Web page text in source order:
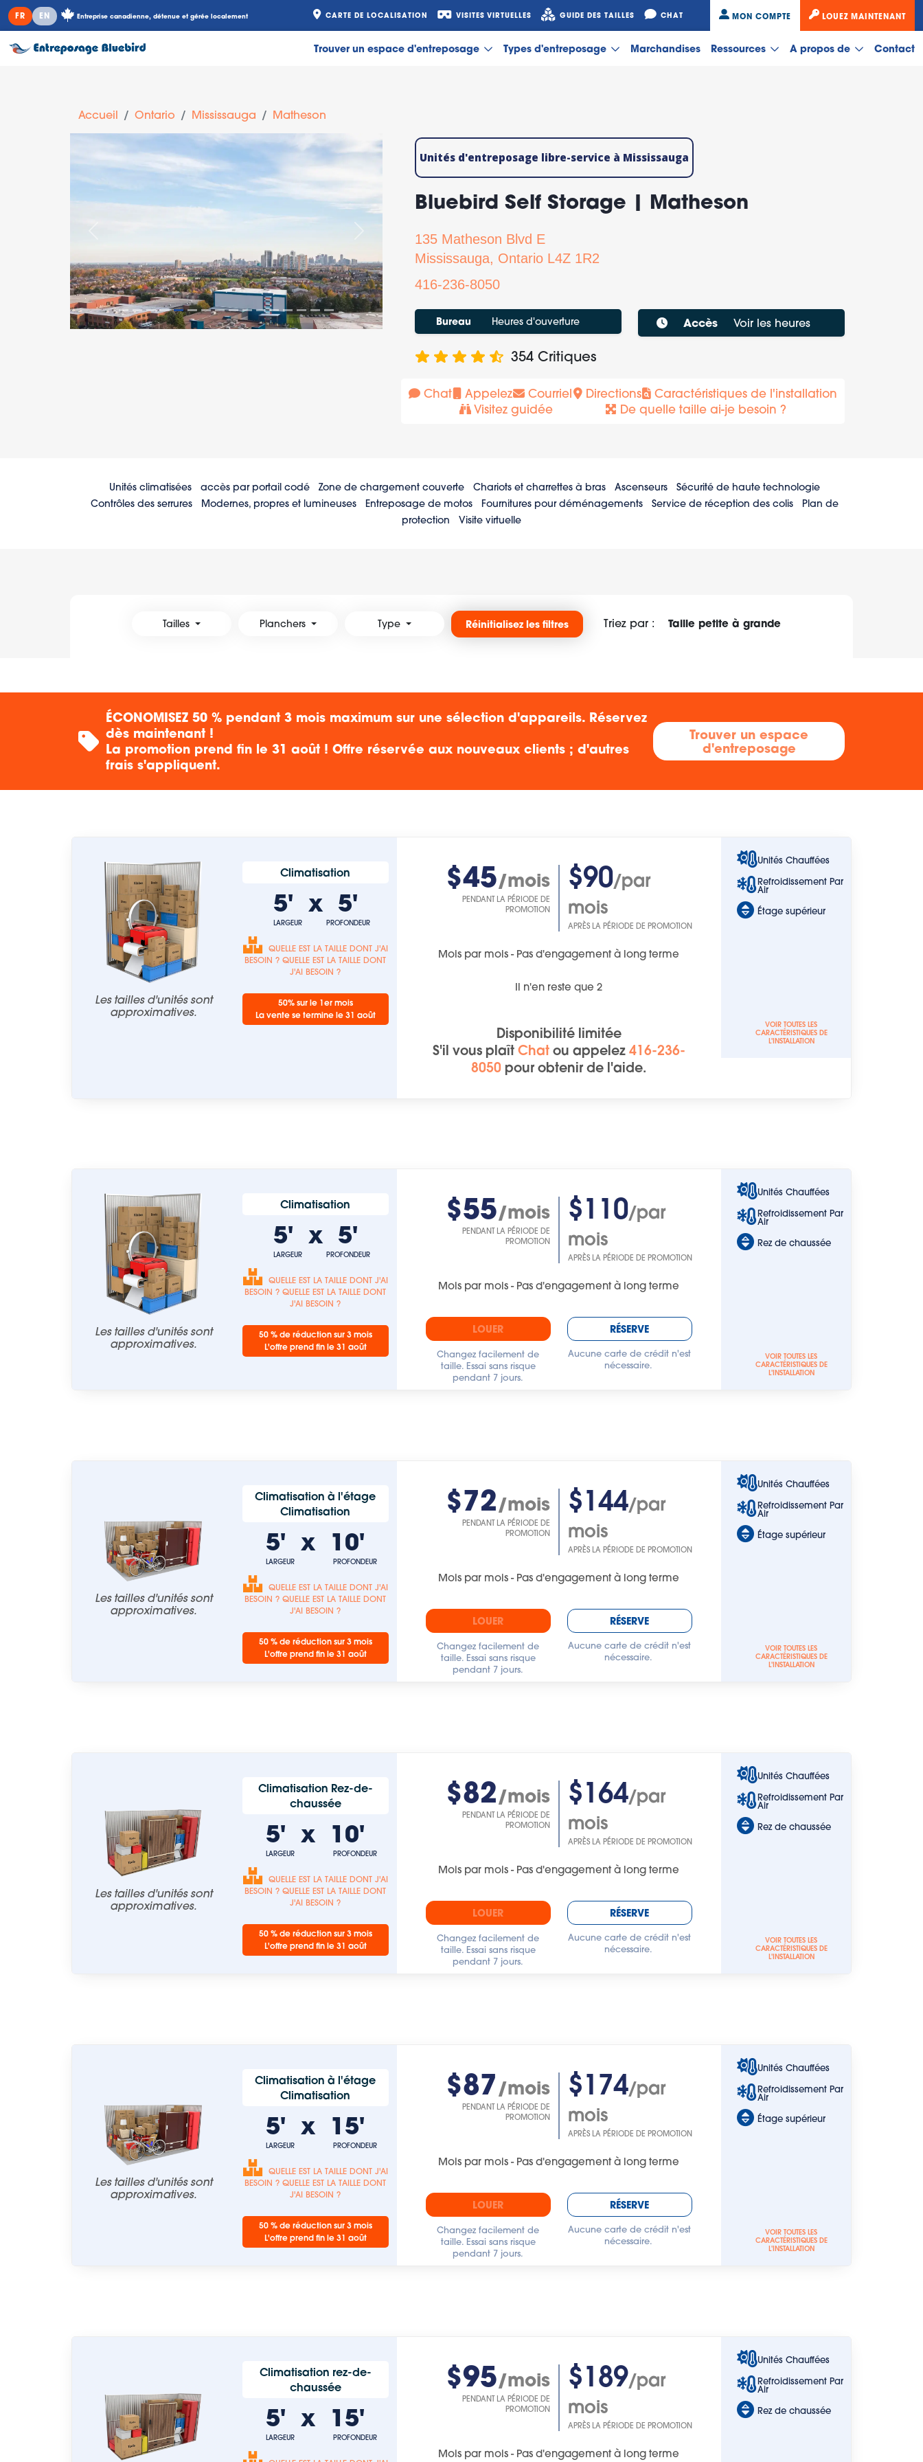
FR EN Entreprise canadienne, détenue et gérée localement CARTE DE LOCALISATION VISITES VIRTUELLES GUIDE DES TAILLES CHAT MON COMPTE LOUEZ MAINTENANT
Trouver un espace d'entreposage Types d'entreposage Marchandises Ressources A propos de Contact
Accueil Ontario Mississauga Matheson
Unités d'entreposage libre-service à Mississauga
Bluebird Self Storage | Matheson
135 Matheson Blvd E
Mississauga, Ontario L4Z 1R2
416-236-8050
Bureau Heures d'ouverture Accès Voir les heures
354Critiques
Chat Appelez Courriel Directions
Caractéristiques de l'installation
Visitez guidée
De quelle taille ai-je besoin ?
Unités climatisées accès par portail codé Zone de chargement couverte Chariots et charrettes à bras Ascenseurs
Sécurité de haute technologie
Contrôles des serrures
Modernes, propres et lumineuses Entreposage de motos Fournitures pour déménagements Service de réception des colis
Plan de
protection
Visite virtuelle
Tailles Planchers Type Réinitialisez les filtres Triez par : Taille petite à grande
ÉCONOMISEZ 50 % pendant 3 mois maximum sur une sélection d'appareils. Réservez
dès maintenant !
La promotion prend fin le 31 août ! Offre réservée aux nouveaux clients ; d'autres
frais s'appliquent.
Trouver un espace
d'entreposage
Les tailles d'unités sont
approximatives.
Climatisation
5'
LARGEUR
x 5'
PROFONDEUR
QUELLE EST LA TAILLE DONT J'AI
BESOIN ? QUELLE EST LA TAILLE DONT
J'AI BESOIN ?
50% sur le 1er mois
La vente se termine le 31 août
$45/mois
PENDANT LA PÉRIODE DE
PROMOTION
$90/par
mois
APRÈS LA PÉRIODE DE PROMOTION
Mois par mois - Pas d'engagement à long terme
Il n'en reste que2
Disponibilité limitée
S'il vous plaît Chatou appelez 416-236-
8050 pour obtenir de l'aide.
Unités Chauffées
Refroidissement Par
Air
Étage supérieur
VOIR TOUTES LES
CARACTÉRISTIQUES DE
L'INSTALLATION
Les tailles d'unités sont
approximatives.
Climatisation
5'
LARGEUR
x 5'
PROFONDEUR
QUELLE EST LA TAILLE DONT J'AI
BESOIN ? QUELLE EST LA TAILLE DONT
J'AI BESOIN ?
50 % de réduction sur 3 mois
L'offre prend fin le 31 août
$55/mois
PENDANT LA PÉRIODE DE
PROMOTION
$110/par
mois
APRÈS LA PÉRIODE DE PROMOTION
Mois par mois - Pas d'engagement à long terme
LOUER
Changez facilement de
taille. Essai sans risque
pendant 7 jours.
RÉSERVE
Aucune carte de crédit n'est
nécessaire.
Unités Chauffées
Refroidissement Par
Air
Rez de chaussée
VOIR TOUTES LES
CARACTÉRISTIQUES DE
L'INSTALLATION
Les tailles d'unités sont
approximatives.
Climatisation à l'étage
Climatisation
5'
LARGEUR
x 10'
PROFONDEUR
QUELLE EST LA TAILLE DONT J'AI
BESOIN ? QUELLE EST LA TAILLE DONT
J'AI BESOIN ?
50 % de réduction sur 3 mois
L'offre prend fin le 31 août
$72/mois
PENDANT LA PÉRIODE DE
PROMOTION
$144/par
mois
APRÈS LA PÉRIODE DE PROMOTION
Mois par mois - Pas d'engagement à long terme
LOUER
Changez facilement de
taille. Essai sans risque
pendant 7 jours.
RÉSERVE
Aucune carte de crédit n'est
nécessaire.
Unités Chauffées
Refroidissement Par
Air
Étage supérieur
VOIR TOUTES LES
CARACTÉRISTIQUES DE
L'INSTALLATION
Les tailles d'unités sont
approximatives.
Climatisation Rez-de-
chaussée
5'
LARGEUR
x 10'
PROFONDEUR
QUELLE EST LA TAILLE DONT J'AI
BESOIN ? QUELLE EST LA TAILLE DONT
J'AI BESOIN ?
50 % de réduction sur 3 mois
L'offre prend fin le 31 août
$82/mois
PENDANT LA PÉRIODE DE
PROMOTION
$164/par
mois
APRÈS LA PÉRIODE DE PROMOTION
Mois par mois - Pas d'engagement à long terme
LOUER
Changez facilement de
taille. Essai sans risque
pendant 7 jours.
RÉSERVE
Aucune carte de crédit n'est
nécessaire.
Unités Chauffées
Refroidissement Par
Air
Rez de chaussée
VOIR TOUTES LES
CARACTÉRISTIQUES DE
L'INSTALLATION
Les tailles d'unités sont
approximatives.
Climatisation à l'étage
Climatisation
5'
LARGEUR
x 15'
PROFONDEUR
QUELLE EST LA TAILLE DONT J'AI
BESOIN ? QUELLE EST LA TAILLE DONT
J'AI BESOIN ?
50 % de réduction sur 3 mois
L'offre prend fin le 31 août
$87/mois
PENDANT LA PÉRIODE DE
PROMOTION
$174/par
mois
APRÈS LA PÉRIODE DE PROMOTION
Mois par mois - Pas d'engagement à long terme
LOUER
Changez facilement de
taille. Essai sans risque
pendant 7 jours.
RÉSERVE
Aucune carte de crédit n'est
nécessaire.
Unités Chauffées
Refroidissement Par
Air
Étage supérieur
VOIR TOUTES LES
CARACTÉRISTIQUES DE
L'INSTALLATION
Climatisation rez-de-
chaussée
5'
LARGEUR
x 15'
PROFONDEUR
$95/mois
PENDANT LA PÉRIODE DE
PROMOTION
$189/par
mois
APRÈS LA PÉRIODE DE PROMOTION
Mois par mois - Pas d'engagement à long terme
Unités Chauffées
Refroidissement Par
Air
Rez de chaussée